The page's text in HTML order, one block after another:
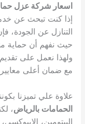
اسعار شركة عزل
إذا كنت تبحث عن
التنازل عن الجودة،
حيث نفهم أن حماية
ولهذا نعمل على
مع ضمان أعلى معايير
علاوة علي تميزنا
الحمامات بالرياض،
البيتومين،